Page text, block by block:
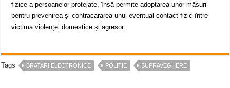
fizice a persoanelor protejate, însă permite adoptarea unor măsuri
pentru prevenirea și contracararea unui eventual contact fizic între
victima violenței domestice și agresor.
Tags BRATARI ELECTRONICE POLITIE SUPRAVEGHERE